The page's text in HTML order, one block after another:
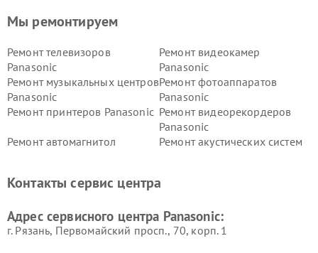
Мы ремонтируем
Ремонт телевизоров
Panasonic
Ремонт видеокамер
Panasonic
Ремонт музыкальных центров
Panasonic
Ремонт фотоаппаратов
Panasonic
Ремонт принтеров Panasonic Ремонт видеорекордеров
Panasonic
Ремонт автомагнитол
Ремонт акустических систем
панелей Panasonic
Контакты сервис центра
Адрес сервисного центра Panasonic:
г. Рязань, Первомайский просп., 70, корп. 1